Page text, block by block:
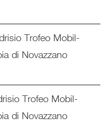
Trofeo Mobil-
di Novazzano
Trofeo Mobil-
di Novazzano